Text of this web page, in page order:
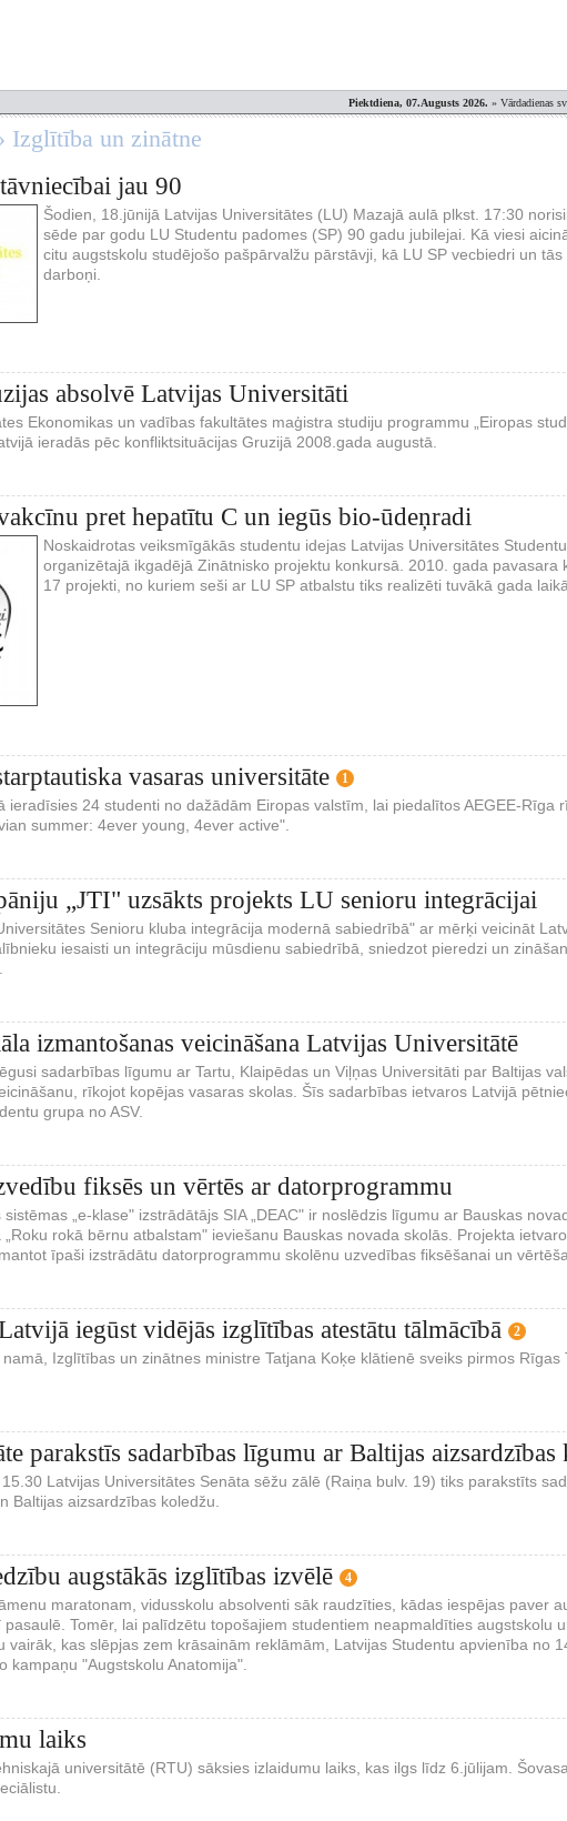
Piektdiena, 07.Augusts 2026. » Vārdadienas
Izglītība un zinātne
jau 90
Šodien, 18.jūnijā Latvijas Universitātes (LU) Mazajā aulā plkst. 17:30
sēde par godu LU Studentu padomes (SP) 90 gadu jubilejai. Kā viesi
citu augstskolu studējošo pašpārvalžu pārstāvji, kā LU SP vecbiedri un tās
darboņi.
absolvē Latvijas Universitāti
Ekonomikas un vadības fakultātes maģistra studiju programmu „Eiropas
ieradās pēc konfliktsituācijas Gruzijā 2008.gada augustā.
pret hepatītu C un iegūs bio-ūdeņradi
Noskaidrotas veiksmīgākās studentu idejas Latvijas Universitātes
organizētajā ikgadējā Zinātnisko projektu konkursā. 2010. gada pavasara
17 projekti, no kuriem seši ar LU SP atbalstu tiks realizēti tuvākā gada laikā.
vasaras universitāte 1
ieradīsies 24 studenti no dažādām Eiropas valstīm, lai piedalītos AEGEE-Rīga
summer: 4ever young, 4ever active".
„JTI" uzsākts projekts LU senioru integrācijai
Senioru kluba integrācija modernā sabiedrībā" ar mērķi veicināt
iesaisti un integrāciju mūsdienu sabiedrībā, sniedzot pieredzi un
izmantošanas veicināšana Latvijas Universitātē
sadarbības līgumu ar Tartu, Klaipēdas un Viļņas Universitāti par Baltijas
rīkojot kopējas vasaras skolas. Šīs sadarbības ietvaros Latvijā
grupa no ASV.
fiksēs un vērtēs ar datorprogrammu
„e-klase" izstrādātājs SIA „DEAC" ir noslēdzis līgumu ar Bauskas
rokā bērnu atbalstam" ieviešanu Bauskas novada skolās. Projekta
īpaši izstrādātu datorprogrammu skolēnu uzvedības fiksēšanai un
iegūst vidējās izglītības atestātu tālmācībā 2
Izglītības un zinātnes ministre Tatjana Koķe klātienē sveiks pirmos Rīgas
parakstīs sadarbības līgumu ar Baltijas aizsardzības
Latvijas Universitātes Senāta sēžu zālē (Raiņa bulv. 19) tiks parakstīts
Baltijas aizsardzības koledžu.
augstākās izglītības izvēlē 4
maratonam, vidusskolu absolventi sāk raudzīties, kādas iespējas paver
Tomēr, lai palīdzētu topošajiem studentiem neapmaldīties augstskolu
vairāk, kas slēpjas zem krāsainām reklāmām, Latvijas Studentu apvienība no
kampaņu "Augstskolu Anatomija".
laiks
universitātē (RTU) sāksies izlaidumu laiks, kas ilgs līdz 6.jūlijam.